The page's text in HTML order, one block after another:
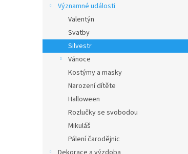
Významné události
Valentýn
Svatby
Silvestr
Vánoce
Kostýmy a masky
Narození dítěte
Halloween
Rozlučky se svobodou
Mikuláš
Pálení čarodějnic